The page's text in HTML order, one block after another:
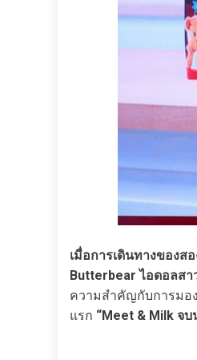
เมื่อการเดินทางของส
Butterbear ไอดอลสา
ความสำคัญกับการมอ
แรก “Meet & Milk จ